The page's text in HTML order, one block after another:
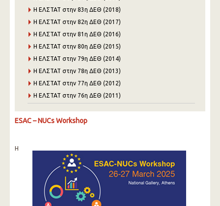
Η ΕΛΣΤΑΤ στην 83η ΔΕΘ (2018)
Η ΕΛΣΤΑΤ στην 82η ΔΕΘ (2017)
Η ΕΛΣΤΑΤ στην 81η ΔΕΘ (2016)
Η ΕΛΣΤΑΤ στην 80η ΔΕΘ (2015)
Η ΕΛΣΤΑΤ στην 79η ΔΕΘ (2014)
Η ΕΛΣΤΑΤ στην 78η ΔΕΘ (2013)
Η ΕΛΣΤΑΤ στην 77η ΔΕΘ (2012)
Η ΕΛΣΤΑΤ στην 76η ΔΕΘ (2011)
ESAC – NUCs Workshop
H